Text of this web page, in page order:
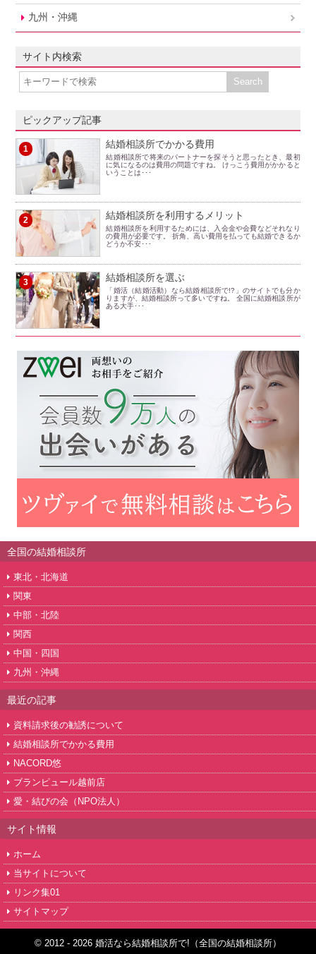
九州・沖縄
サイト内検索
ピックアップ記事
1 結婚相談所でかかる費用
結婚相談所で将来のパートナーを探そうと思ったとき、最初
に気になるのは費用の問題ですね。 けっこう費用がかかると
いうことは･･･
2 結婚相談所を利用するメリット
結婚相談所を利用するためには、入会金や会費などそれなり
の費用が必要です。 折角、高い費用を払っても結婚できるか
どうか不安･･･
3 結婚相談所を選ぶ
「婚活（結婚活動）なら結婚相談所で!?」のサイトでも分か
りますが、結婚相談所って多いですね。 全国に結婚相談所が
ある大手･･･
全国の結婚相談所
東北・北海道
関東
中部・北陸
関西
中国・四国
九州・沖縄
最近の記事
資料請求後の勧誘について
結婚相談所でかかる費用
NACORD悠
ブランピュール越前店
愛・結びの会（NPO法人）
サイト情報
ホーム
当サイトについて
リンク集01
サイトマップ
© 2012 - 2026 婚活なら結婚相談所で!（全国の結婚相談所）